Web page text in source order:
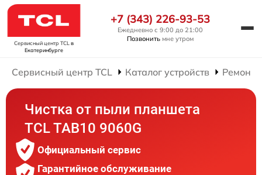
Сервисный центр TCL в
Екатеринбурге
+7 (343) 226-93-53
Ежедневно с 9:00 до 21:00
Позвонить мне утром
Сервисный центр TCL Каталог устройств Ремонт
Чистка от пыли планшета
TCL TAB10 9060G
Официальный сервис
Гарантийное обслуживание